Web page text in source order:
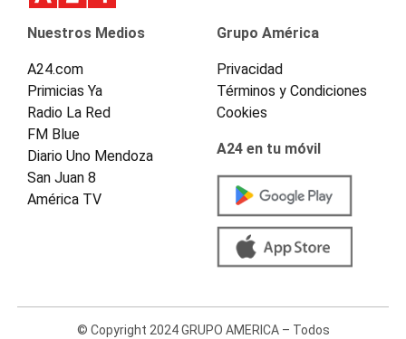
Nuestros Medios
A24.com
Primicias Ya
Radio La Red
FM Blue
Diario Uno Mendoza
San Juan 8
América TV
Grupo América
Privacidad
Términos y Condiciones
Cookies
A24 en tu móvil
© Copyright 2024 GRUPO AMERICA – Todos